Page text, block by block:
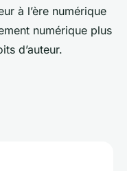
à l’ère numérique
numérique plus
d’auteur.